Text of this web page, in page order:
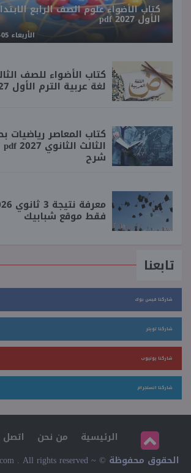
كتاب الأضواء علوم الصف الرابع
الأول 2027 pdf
الأربعاء 05-08-2026 06:55 مـ
كتاب الأضواء للصف
لغة عربية الترم الأول 2027
كتاب المعاصر رياضيات
شرح
فقط موقع شبابيك
تابعنا
شاركنا فيس بوك
شاركنا تويتر
شاركنا يوتيوب
شاركنا انستجرام
الرئيسية من نحن
اتصل
© 2026, Shbabbek.com . All rights reserved ~ © الحقوق محفوظة